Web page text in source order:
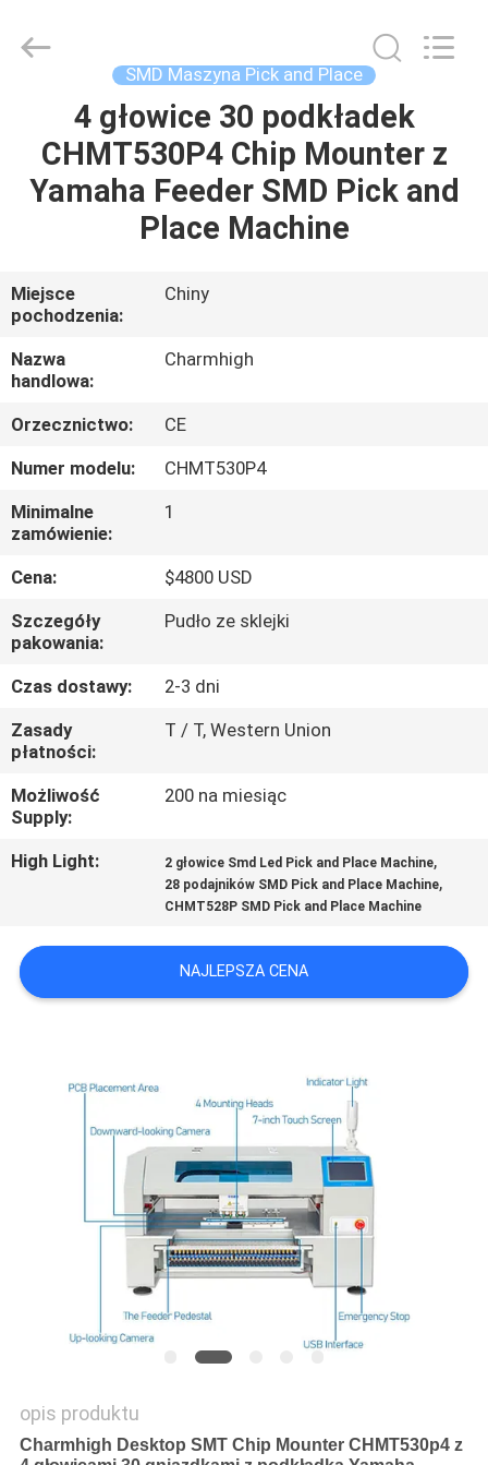
PRODUKTY
O
NAS
WYCIECZKA
FABRYCZNA
KONTROLA
JAKOŚCI
SKONTAKTUJ
SIĘ
Z
NAMI
AKTUALNOŚCI
LINE
STRONY
POLITYKA
PRYWATNOŚCI
TECHNOLOGY
LIMITED.
SMD Maszyna Pick and Place
4 głowice 30 podkładek
CHMT530P4 Chip Mounter z
Yamaha Feeder SMD Pick and
Place Machine
Miejsce
pochodzenia:
Chiny
Nazwa
handlowa:
Charmhigh
Orzecznictwo:
CE
Numer modelu:
CHMT530P4
Minimalne
zamówienie:
1
Cena:
$4800 USD
Szczegóły
pakowania:
Pudło ze sklejki
Czas dostawy:
2-3 dni
Zasady
płatności:
T / T, Western Union
Możliwość
Supply:
200 na miesiąc
High Light: 2 głowice Smd Led Pick and Place Machine,
28 podajników SMD Pick and Place Machine,
CHMT528P SMD Pick and Place Machine
NAJLEPSZA CENA
opis produktu
Charmhigh Desktop SMT Chip Mounter CHMT530p4 z